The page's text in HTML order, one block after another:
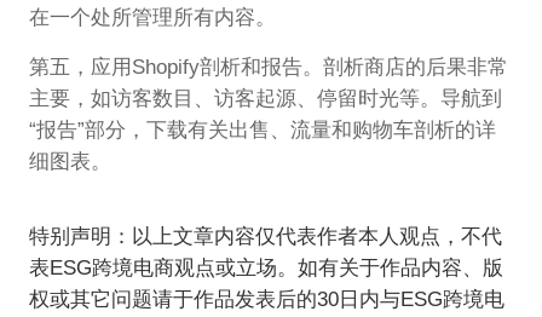
在一个处所管理所有内容。
第五，应用Shopify剖析和报告。剖析商店的后果非常
主要，如访客数目、访客起源、停留时光等。导航到
“报告”部分，下载有关出售、流量和购物车剖析的详
细图表。
特别声明：以上文章内容仅代表作者本人观点，不代
表ESG跨境电商观点或立场。如有关于作品内容、版
权或其它问题请于作品发表后的30日内与ESG跨境电